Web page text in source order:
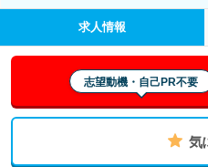
求人情報
志望動機・自己PR不要
気